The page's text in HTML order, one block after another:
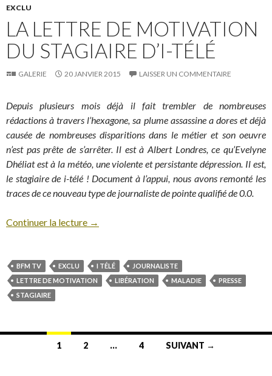
EXCLU
LA LETTRE DE MOTIVATION
DU STAGIAIRE D’I-TÉLÉ
GALERIE 20 JANVIER 2015 LAISSER UN COMMENTAIRE
Depuis plusieurs mois déjà il fait trembler de nombreuses
rédactions à travers l’hexagone, sa plume assassine a dores et déjà
causée de nombreuses disparitions dans le métier et son oeuvre
n’est pas prête de s’arrêter. Il est à Albert Londres, ce qu’Evelyne
Dhéliat est à la météo, une violente et persistante dépression. Il est,
le stagiaire de i-télé ! Document à l’appui, nous avons remonté les
traces de ce nouveau type de journaliste de pointe qualifié de 0.0.
Continuer la lecture →
BFM TV EXCLU I TÉLÉ
JOURNALISTE
LETTRE DE MOTIVATION
LIBÉRATION MALADIE
PRESSE
STAGIAIRE
1 2 … 4 SUIVANT →